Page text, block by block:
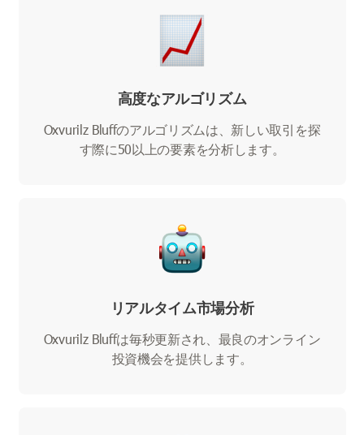
高度なアルゴリズム
Oxvurilz Bluffのアルゴリズムは、新しい取引を探
す際に50以上の要素を分析します。
リアルタイム市場分析
Oxvurilz Bluffは毎秒更新され、最良のオンライン
投資機会を提供します。